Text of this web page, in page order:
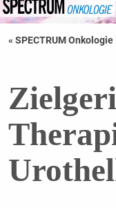
« SPECTRUM Onkologie